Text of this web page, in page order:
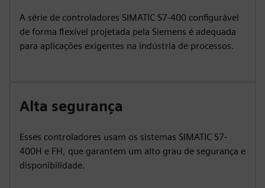
A série de controladores SIMATIC S7-400 configurável
de forma flexível projetada pela Siemens é adequada
para aplicações exigentes na indústria de processos.
Alta segurança
Esses controladores usam os sistemas SIMATIC S7-
400H e FH, que garantem um alto grau de segurança e
disponibilidade.